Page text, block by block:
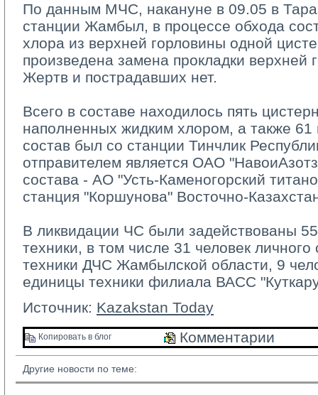
По данным МЧС, накануне в 09.05 в
станции Жамбыл, в процессе обхода
хлора из верхней горловины одной
произведена замена прокладки верхней
Жертв и пострадавших нет.
Всего в составе находилось пять
наполненных жидким хлором, а также 61
состав был со станции Тинчлик
отправителем является ОАО
состава - АО "Усть-Каменогорский
станция "Коршунова" Восточно-
В ликвидации ЧС были задействованы
техники, в том числе 31 человек
техники ДЧС Жамбылской области, 9
единицы техники филиала ВАСС
Источник: Kazakstan Today
Копировать в блог Комментарии
Другие новости по теме: